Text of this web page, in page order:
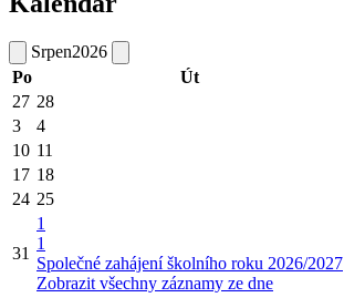
Srpen2026
Po
Út
27 28
3
4
10 11
17 18
24 25
31
1
1
Společné zahájení školního roku 2026/2027
Zobrazit všechny záznamy ze dne